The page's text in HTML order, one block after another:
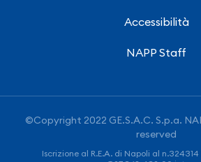
Accessibilità
NAPP Staff
©Copyright 2022 GE.S.A.C. S.p.a.
reserved
Iscrizione al R.E.A. di Napoli al